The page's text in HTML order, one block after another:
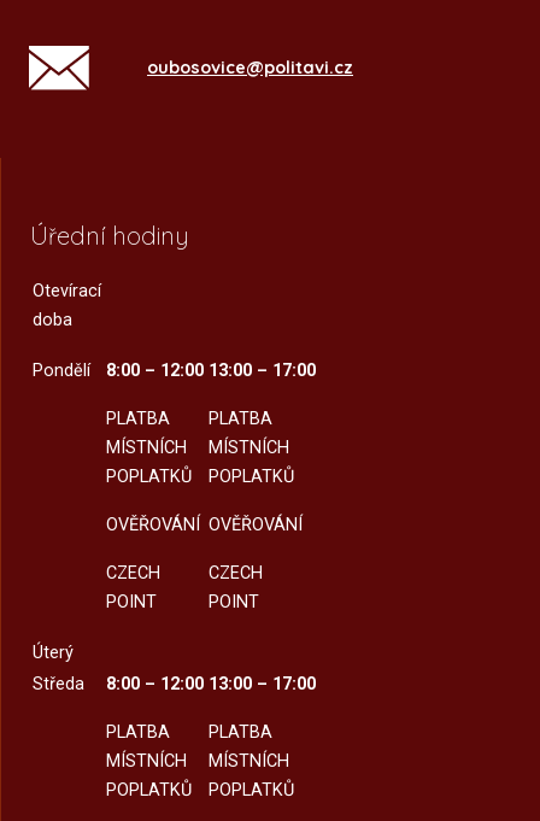
oubosovice@politavi.cz
Úřední hodiny
Otevírací
doba
Pondělí 8:00 – 12:00
PLATBA
MÍSTNÍCH
POPLATKŮ
OVĚŘOVÁNÍ
CZECH
POINT
13:00 – 17:00
PLATBA
MÍSTNÍCH
POPLATKŮ
OVĚŘOVÁNÍ
CZECH
POINT
Úterý
Středa
8:00 – 12:00
PLATBA
MÍSTNÍCH
POPLATKŮ
13:00 – 17:00
PLATBA
MÍSTNÍCH
POPLATKŮ